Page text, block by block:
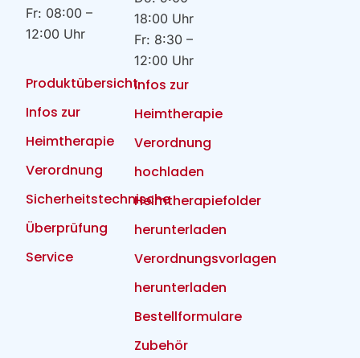
Fr: 08:00 –
12:00 Uhr
Produktübersicht
Infos zur
Heimtherapie
Verordnung
Sicherheitstechnische
Überprüfung
Service
18:00 Uhr
Fr: 8:30 –
12:00 Uhr
Infos zur
Heimtherapie
Verordnung
hochladen
Heimtherapiefolder
herunterladen
Verordnungsvorlagen
herunterladen
Bestellformulare
Zubehör